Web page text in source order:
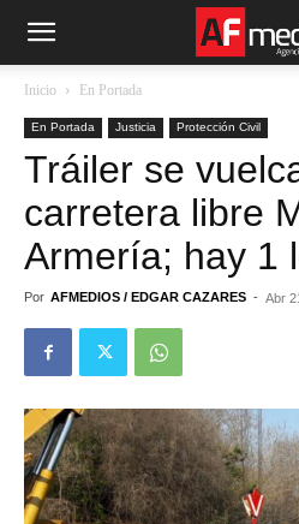
Inicio En Portada
En Portada Justicia Protección Civil
Tráiler se
carretera libre
Armería; hay 1
Por AFMEDIOS / EDGAR CAZARES - Abr